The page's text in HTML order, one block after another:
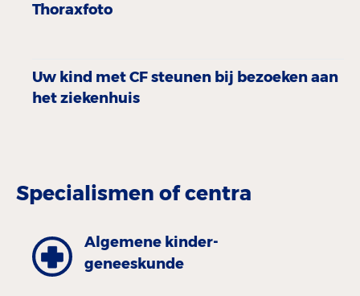
Thoraxfoto
Uw kind met CF steunen bij bezoeken aan
het ziekenhuis
Specialismen of centra
Algemene kinder­
geneeskunde